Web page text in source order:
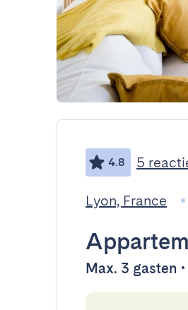
4.8 5
Lyon, France
Max. 3 gasten